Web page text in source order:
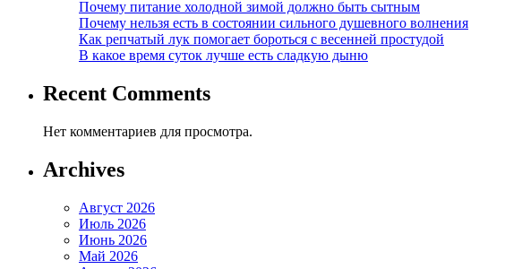
Почему питание холодной зимой должно быть сытным
Почему нельзя есть в состоянии сильного душевного волнения
Как репчатый лук помогает бороться с весенней простудой
В какое время суток лучше есть сладкую дыню
Recent Comments
Нет комментариев для просмотра.
Archives
Август 2026
Июль 2026
Июнь 2026
Май 2026